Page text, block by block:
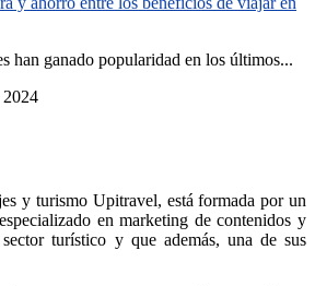
han ganado popularidad en los últimos...
2024
y turismo Upitravel, está formada por un
en marketing de contenidos y
turístico y que además, una de sus